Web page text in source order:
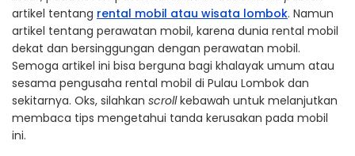
artikel tentang rental mobil atau wisata lombok. Namun
artikel tentang perawatan mobil, karena dunia rental mobil
dekat dan bersinggungan dengan perawatan mobil.
Semoga artikel ini bisa berguna bagi khalayak umum atau
sesama pengusaha rental mobil di Pulau Lombok dan
sekitarnya. Oks, silahkan scrollkebawah untuk melanjutkan
membaca tips mengetahui tanda kerusakan pada mobil
ini.